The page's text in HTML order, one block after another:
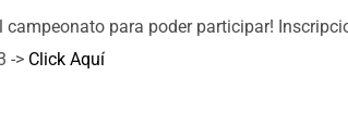
campeonato para poder participar!
-> Click Aquí